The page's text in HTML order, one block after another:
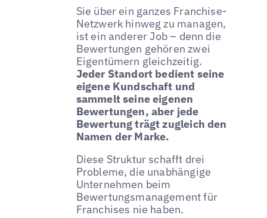
Sie über ein ganzes Franchise-
Netzwerk hinweg zu managen,
ist ein anderer Job – denn die
Bewertungen gehören zwei
Eigentümern gleichzeitig.
Jeder Standort bedient seine
eigene Kundschaft und
sammelt seine eigenen
Bewertungen, aber jede
Bewertung trägt zugleich den
Namen der Marke.
Diese Struktur schafft drei
Probleme, die unabhängige
Unternehmen beim
Bewertungsmanagement für
Franchises nie haben.